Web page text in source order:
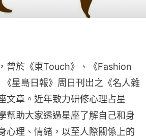
曾於《東Touch》、《Fashion
星島日報》周日刊出之《名人雜
文章。近年致力研修心理占星
幫助大家透過星座了解自己和身
心理、情緒，以至人際關係上的